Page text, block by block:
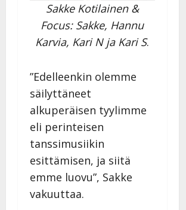
Sakke Kotilainen &
Focus: Sakke, Hannu
Karvia, Kari N ja Kari S.
”Edelleenkin olemme
säilyttäneet
alkuperäisen tyylimme
eli perinteisen
tanssimusiikin
esittämisen, ja siitä
emme luovu”, Sakke
vakuuttaa.